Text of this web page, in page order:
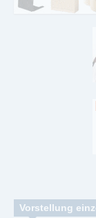
Vorstellung